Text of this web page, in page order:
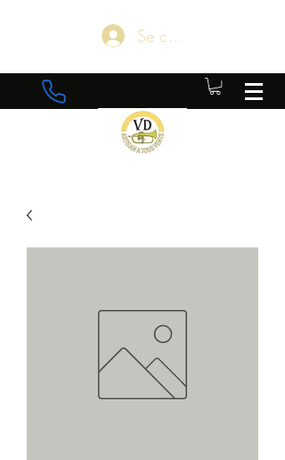
Se connecter